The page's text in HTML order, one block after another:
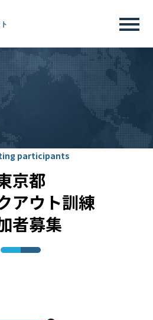
participants
京都
アウト訓練
者募集